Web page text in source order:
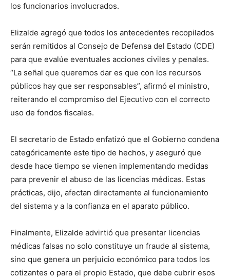
los funcionarios involucrados.
Elizalde agregó que todos los antecedentes recopilados
serán remitidos al Consejo de Defensa del Estado (CDE)
para que evalúe eventuales acciones civiles y penales.
“La señal que queremos dar es que con los recursos
públicos hay que ser responsables”, afirmó el ministro,
reiterando el compromiso del Ejecutivo con el correcto
uso de fondos fiscales.
El secretario de Estado enfatizó que el Gobierno condena
categóricamente este tipo de hechos, y aseguró que
desde hace tiempo se vienen implementando medidas
para prevenir el abuso de las licencias médicas. Estas
prácticas, dijo, afectan directamente al funcionamiento
del sistema y a la confianza en el aparato público.
Finalmente, Elizalde advirtió que presentar licencias
médicas falsas no solo constituye un fraude al sistema,
sino que genera un perjuicio económico para todos los
cotizantes o para el propio Estado, que debe cubrir esos